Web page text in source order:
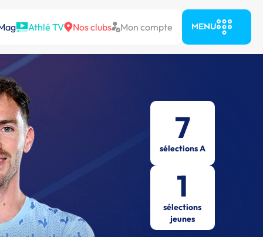
Athlé TV Nos clubs Mon compte MENU
7
sélections A
1
sélections
jeunes